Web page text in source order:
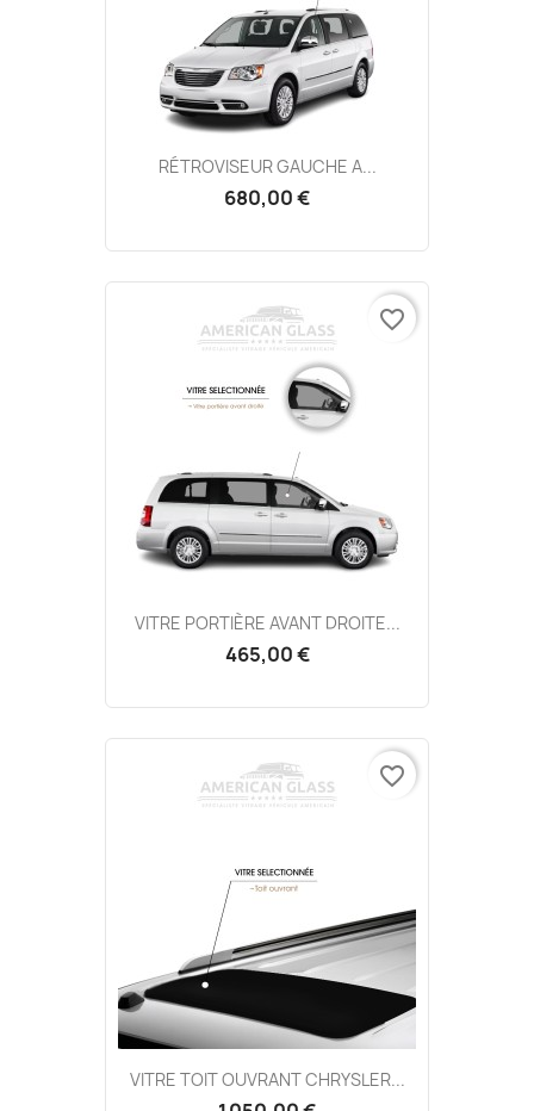
RÉTROVISEUR GAUCHE A...
680,00 €
VITRE PORTIÈRE AVANT DROITE...
465,00 €
favorite_border
VITRE TOIT OUVRANT CHRYSLER...
favorite_border